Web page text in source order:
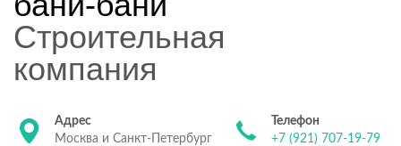
Строительная
компания
Адрес
Москва и Санкт-Петербург
Телефон
+7 (921) 707-19-79